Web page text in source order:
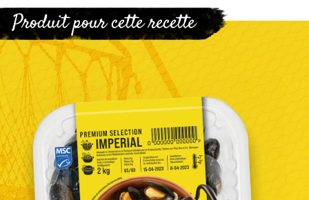
Produit pour cette recette